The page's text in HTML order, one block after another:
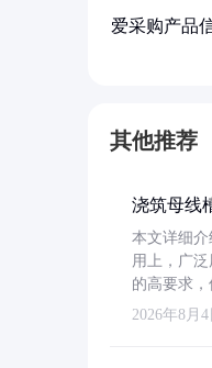
爱采购产品
其他推荐
浇筑母线
本文详细
用上，广
的高要求，
2026年8月4